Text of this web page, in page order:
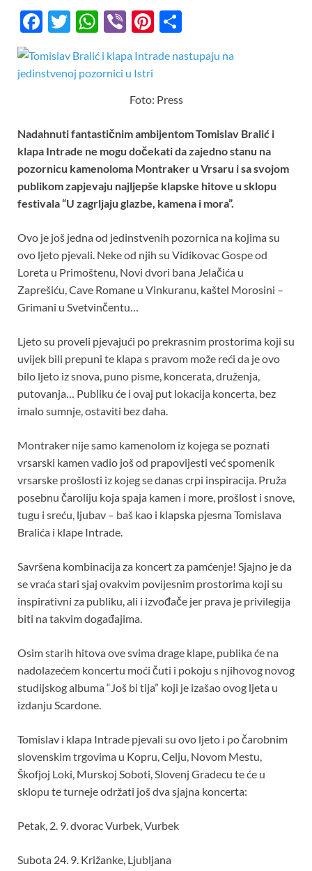
F
e
o
k
T
itt
er
W
at
p
p
Vi
er
Pi
er
t
ar
Foto: Press
Nadahnuti fantastičnim ambijentom Tomislav Bralić i
klapa Intrade ne mogu dočekati da zajedno stanu na
pozornicu kamenoloma Montraker u Vrsaru i sa svojom
publikom zapjevaju najljepše klapske hitove u sklopu
festivala “U zagrljaju glazbe, kamena i mora”.
Ovo je još jedna od jedinstvenih pozornica na kojima su
ovo ljeto pjevali. Neke od njih su Vidikovac Gospe od
Loreta u Primoštenu, Novi dvori bana Jelačića u
Zaprešiću, Cave Romane u Vinkuranu, kaštel Morosini –
Grimani u Svetvinčentu…
Ljeto su proveli pjevajući po prekrasnim prostorima koji su
uvijek bili prepuni te klapa s pravom može reći da je ovo
bilo ljeto iz snova, puno pisme, koncerata, druženja,
putovanja… Publiku će i ovaj put lokacija koncerta, bez
imalo sumnje, ostaviti bez daha.
Montraker nije samo kamenolom iz kojega se poznati
vrsarski kamen vadio još od prapovijesti već spomenik
vrsarske prošlosti iz kojeg se danas crpi inspiracija. Pruža
posebnu čaroliju koja spaja kamen i more, prošlost i snove,
tugu i sreću, ljubav – baš kao i klapska pjesma Tomislava
Bralića i klape Intrade.
Savršena kombinacija za koncert za pamćenje! Sjajno je da
se vraća stari sjaj ovakvim povijesnim prostorima koji su
inspirativni za publiku, ali i izvođače jer prava je privilegija
biti na takvim događajima.
Osim starih hitova ove svima drage klape, publika će na
nadolazećem koncertu moći čuti i pokoju s njihovog novog
studijskog albuma “Još bi tija” koji je izašao ovog ljeta u
izdanju Scardone.
Tomislav i klapa Intrade pjevali su ovo ljeto i po čarobnim
slovenskim trgovima u Kopru, Celju, Novom Mestu,
Škofjoj Loki, Murskoj Soboti, Slovenj Gradecu te će u
sklopu te turneje održati još dva sjajna koncerta:
Petak, 2. 9. dvorac Vurbek, Vurbek
Subota 24. 9. Križanke, Ljubljana